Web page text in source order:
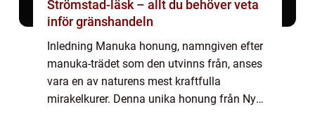
Strömstad-läsk – allt du behöver veta
inför gränshandeln
Inledning Manuka honung, namngiven efter
manuka-trädet som den utvinns från, anses
vara en av naturens mest kraftfulla
mirakelkurer. Denna unika honung från Nya